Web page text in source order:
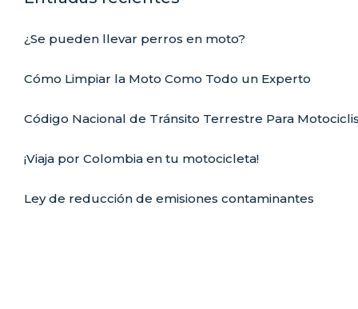
¿Se pueden llevar perros en moto?
Cómo Limpiar la Moto Como Todo un Experto
Código Nacional de Tránsito Terrestre Para
¡Viaja por Colombia en tu motocicleta!
Ley de reducción de emisiones contaminantes